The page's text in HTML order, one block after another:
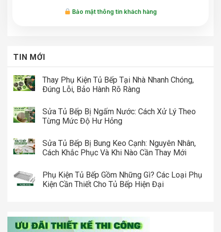
Bảo mật thông tin khách hàng
TIN MỚI
Thay Phụ Kiện Tủ Bếp Tại Nhà Nhanh Chóng,
Đúng Lỗi, Bảo Hành Rõ Ràng
Sửa Tủ Bếp Bị Ngấm Nước: Cách Xử Lý Theo
Từng Mức Độ Hư Hỏng
Sửa Tủ Bếp Bị Bung Keo Cạnh: Nguyên Nhân,
Cách Khắc Phục Và Khi Nào Cần Thay Mới
Phụ Kiện Tủ Bếp Gồm Những Gì? Các Loại Phụ
Kiện Cần Thiết Cho Tủ Bếp Hiện Đại